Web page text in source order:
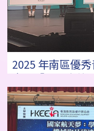
2025 年南區優
南區「勇闖高峰